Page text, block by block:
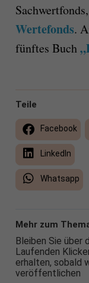
Wertefonds.
fünftes Buch
Teile
Facebook
LinkedIn
Whatsapp
Mehr zum
Bleiben Sie über
Laufenden
erhalten, sobald
veröffentlichen